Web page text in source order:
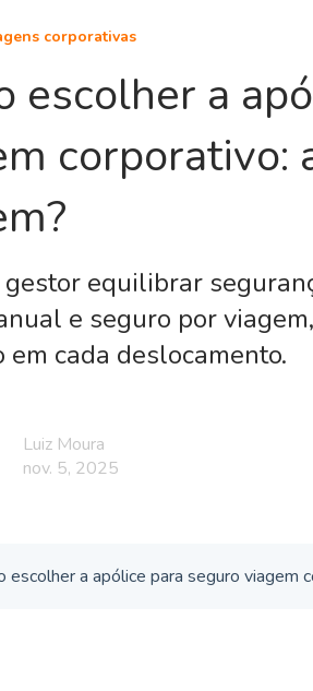
corporativas
escolher a
corporativo:
gestor equilibrar
e seguro por
em cada deslocamento.
Luiz Moura
nov. 5, 2025
escolher a apólice para seguro viagem